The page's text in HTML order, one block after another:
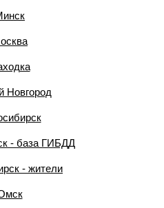
Новгород
- база ГИБДД
- жители